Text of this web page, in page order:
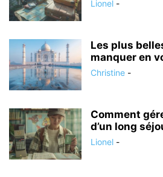
Lionel -
Les plus
manquer en
Christine -
Comment
d’un long
Lionel -